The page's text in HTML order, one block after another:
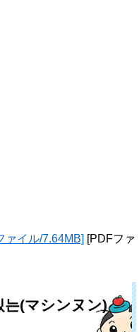
ァイル/7.64MB] [PDFファ
(マシンヌン)